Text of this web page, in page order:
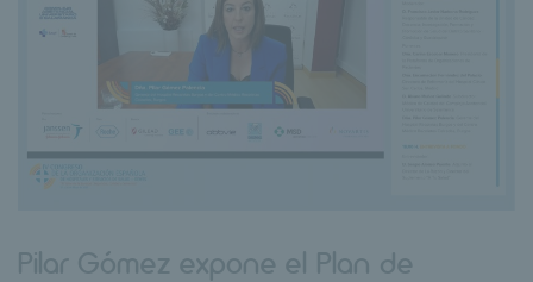
Pilar Gómez expone el Plan de